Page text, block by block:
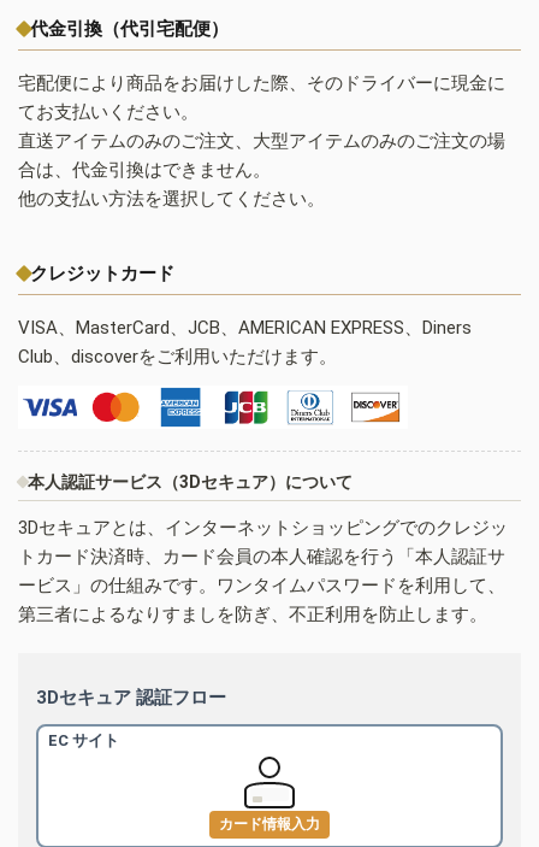
代金引換（代引宅配便）
宅配便により商品をお届けした際、そのドライバーに現金に
てお支払いください。
直送アイテムのみのご注文、大型アイテムのみのご注文の場
合は、代金引換はできません。
他の支払い方法を選択してください。
クレジットカード
VISA、MasterCard、JCB、AMERICAN EXPRESS、Diners
Club、discoverをご利用いただけます。
本人認証サービス（3Dセキュア）について
3Dセキュアとは、インターネットショッピングでのクレジッ
トカード決済時、カード会員の本人確認を行う「本人認証サ
ービス」の仕組みです。ワンタイムパスワードを利用して、
第三者によるなりすましを防ぎ、不正利用を防止します。
3Dセキュア 認証フロー
EC サイト
カード情報入力